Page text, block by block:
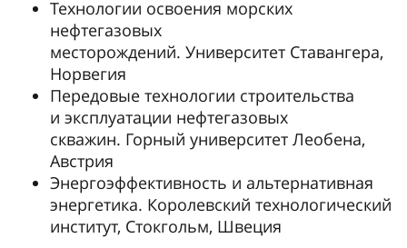
Технологии освоения морских
нефтегазовых
месторождений. Университет Ставангера,
Норвегия
Передовые технологии строительства
и эксплуатации нефтегазовых
скважин. Горный университет Леобена,
Австрия
Энергоэффективность и альтернативная
энергетика. Королевский технологический
институт, Стокгольм, Швеция